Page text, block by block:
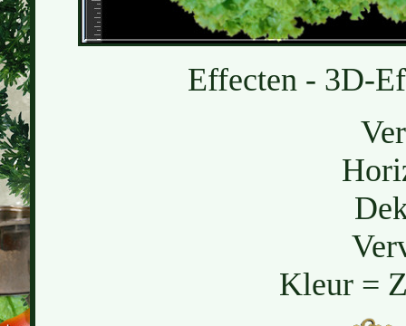
Effecten - 3D-
Kleur =